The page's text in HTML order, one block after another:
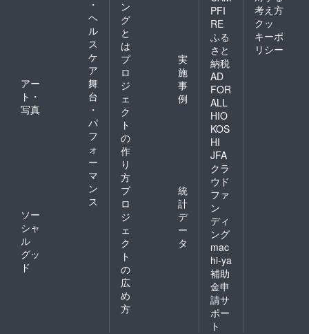
・
ヘ
ル
ス
ケ
ア
アー
ト・
写真
舞
台
・
パ
フ
ォ
ー
マ
ン
ス
ソー
シャ
ル
グッ
ド
ン
グ
と
は
プ
ロ
ジ
ェ
ク
ト
の
作
り
方
実
施
事
例
プ
ロ
ジ
ェ
ク
ト
の
広
め
方
統
計
デ
ー
タ
PFI
RE
ふる
さと
納税
AD
FOR
ALL
HIO
KOS
HI
JFA
クラ
ウド
ファ
ン
ディ
ング
mac
hi-ya
補助
金申
請サ
ポー
ト
考え方
クッ
キーポ
リシー